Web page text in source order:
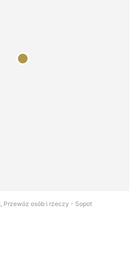
Przewóz osób i rzeczy - Sopot